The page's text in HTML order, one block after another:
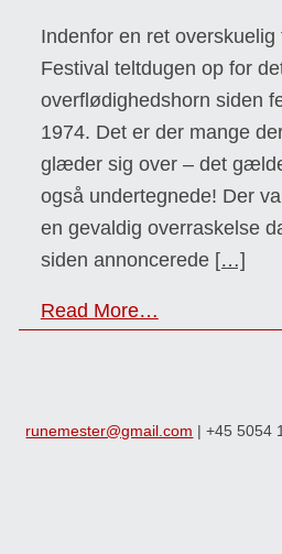
Indenfor en ret
Festival teltdugen op for
overflødighedshorn siden
1974. Det er der mange
glæder sig over – det
også undertegnede! Der
en gevaldig overraskelse
siden annoncerede […]
Read More…
runemester@gmail.com | +45 5054